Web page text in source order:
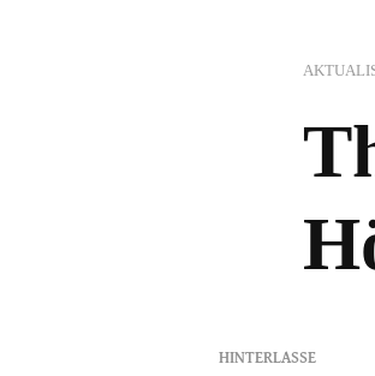
HINTERLASSE